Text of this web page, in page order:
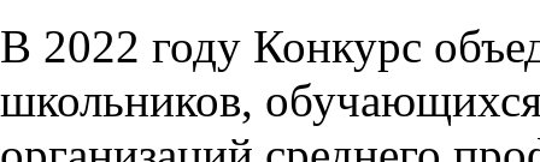
В 2022 году Конкурс
школьников, обучающихся